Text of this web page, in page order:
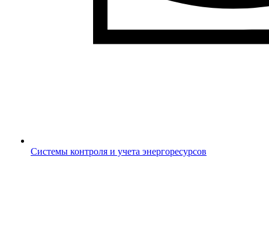
Системы контроля и учета энергоресурсов